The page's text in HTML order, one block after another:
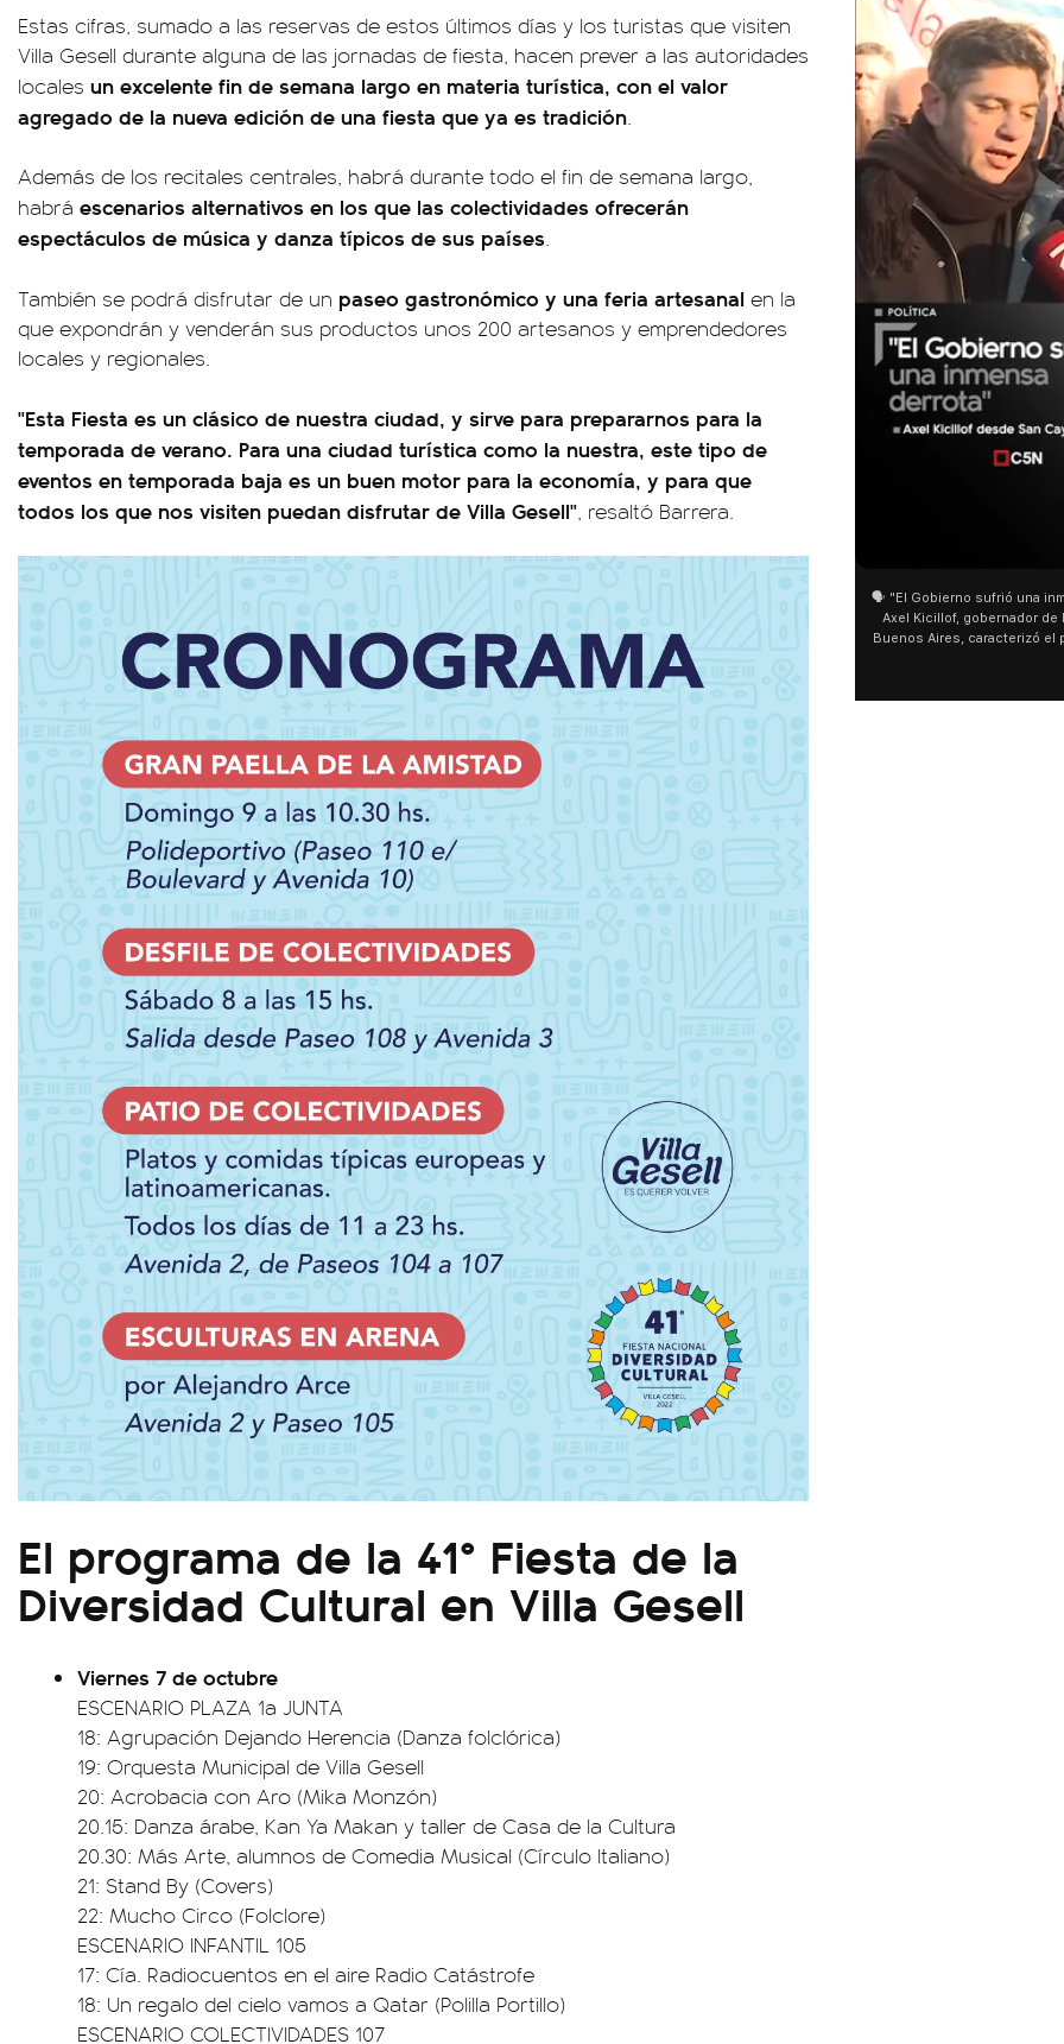
Estas cifras, sumado a las reservas de estos últimos días y los turistas que visiten
Villa Gesell durante alguna de las jornadas de fiesta, hacen prever a las autoridades
locales un excelente fin de semana largo en materia turística, con el valor
agregado de la nueva edición de una fiesta que ya es tradición.
Además de los recitales centrales, habrá durante todo el fin de semana largo,
habrá escenarios alternativos en los que las colectividades ofrecerán
espectáculos de música y danza típicos de sus países.
También se podrá disfrutar de un paseo gastronómico y una feria artesanal en la
que expondrán y venderán sus productos unos 200 artesanos y emprendedores
locales y regionales.
"Esta Fiesta es un clásico de nuestra ciudad, y sirve para prepararnos para la
temporada de verano. Para una ciudad turística como la nuestra, este tipo de
eventos en temporada baja es un buen motor para la economía, y para que
todos los que nos visiten puedan disfrutar de Villa Gesell", resaltó Barrera.
El programa de la 41° Fiesta de la
Diversidad Cultural en Villa Gesell
Viernes 7 de octubre
ESCENARIO PLAZA 1a JUNTA
18: Agrupación Dejando Herencia (Danza folclórica)
19: Orquesta Municipal de Villa Gesell
20: Acrobacia con Aro (Mika Monzón)
20.15: Danza árabe, Kan Ya Makan y taller de Casa de la Cultura
20.30: Más Arte, alumnos de Comedia Musical (Círculo Italiano)
21: Stand By (Covers)
22: Mucho Circo (Folclore)
ESCENARIO INFANTIL 105
17: Cía. Radiocuentos en el aire Radio Catástrofe
18: Un regalo del cielo vamos a Qatar (Polilla Portillo)
ESCENARIO COLECTIVIDADES 107
Axel Kicillof, gobernador de la Provincia de
Buenos Aires, caracterizó el proyecto de Ley
de Inviolabilidad de la Propiedad Privada
como "una lista sábana con temas nefastos"
declaración fue desde el santuario de San
Cayetano, donde también advirtió que "la
que también está endeudada".
San Cayetano: Jorge García
miles de peregrinos en
de Buenos Aires destacó la
agua y soportó las bajas
últimos días: "Son